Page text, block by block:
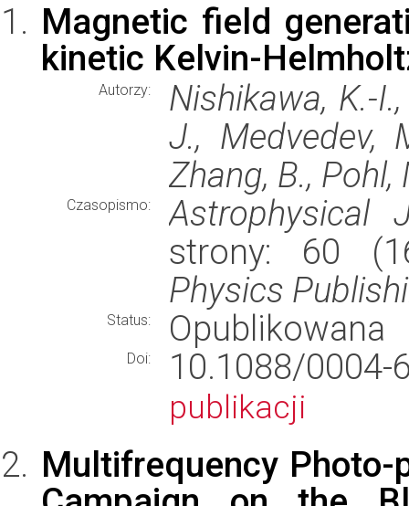
Magnetic field
kinetic Kelvin-
Autorzy:
Nishikawa, K.-
J., Medvedev,
Zhang, B.,
Czasopismo:
Astrophysical
strony: 60
Physics
Status: Opublikowana
Doi: 10.1088/
publikacji
Multifrequency Photo-